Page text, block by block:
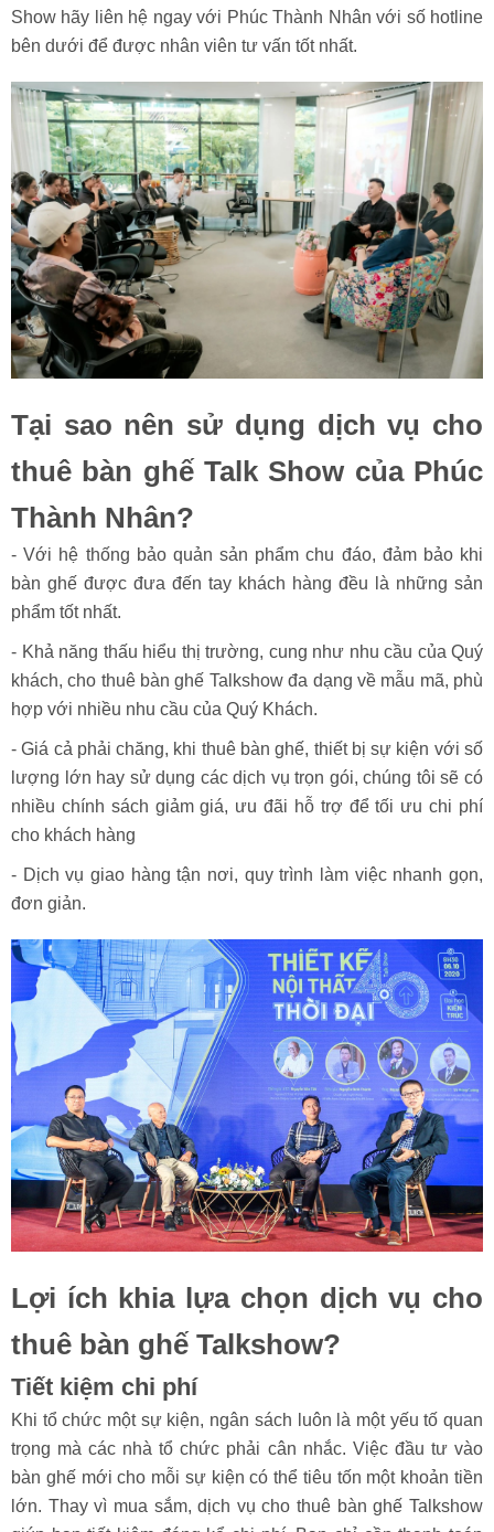
Show hãy liên hệ ngay với Phúc Thành Nhân với số hotline
bên dưới để được nhân viên tư vấn tốt nhất.
Tại sao nên sử dụng dịch vụ cho
thuê bàn ghế Talk Show của Phúc
Thành Nhân?
- Với hệ thống bảo quản sản phẩm chu đáo, đảm bảo khi
bàn ghế được đưa đến tay khách hàng đều là những sản
phẩm tốt nhất.
- Khả năng thấu hiểu thị trường, cung như nhu cầu của Quý
khách, cho thuê bàn ghế Talkshow đa dạng về mẫu mã, phù
hợp với nhiều nhu cầu của Quý Khách.
- Giá cả phải chăng, khi thuê bàn ghế, thiết bị sự kiện với số
lượng lớn hay sử dụng các dịch vụ trọn gói, chúng tôi sẽ có
nhiều chính sách giảm giá, ưu đãi hỗ trợ để tối ưu chi phí
cho khách hàng
- Dịch vụ giao hàng tận nơi, quy trình làm việc nhanh gọn,
đơn giản.
Lợi ích khia lựa chọn dịch vụ cho
thuê bàn ghế Talkshow?
Tiết kiệm chi phí
Khi tổ chức một sự kiện, ngân sách luôn là một yếu tố quan
trọng mà các nhà tổ chức phải cân nhắc. Việc đầu tư vào
bàn ghế mới cho mỗi sự kiện có thể tiêu tốn một khoản tiền
lớn. Thay vì mua sắm, dịch vụ cho thuê bàn ghế Talkshow